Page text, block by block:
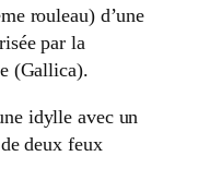
rouleau) d’une
par la
(Gallica).
idylle avec un
deux feux